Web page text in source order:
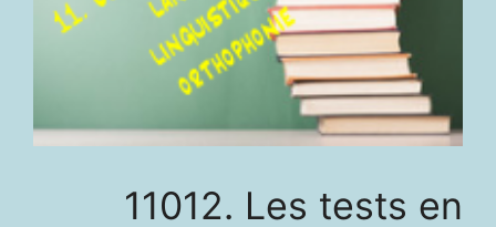
11012. Les tests en